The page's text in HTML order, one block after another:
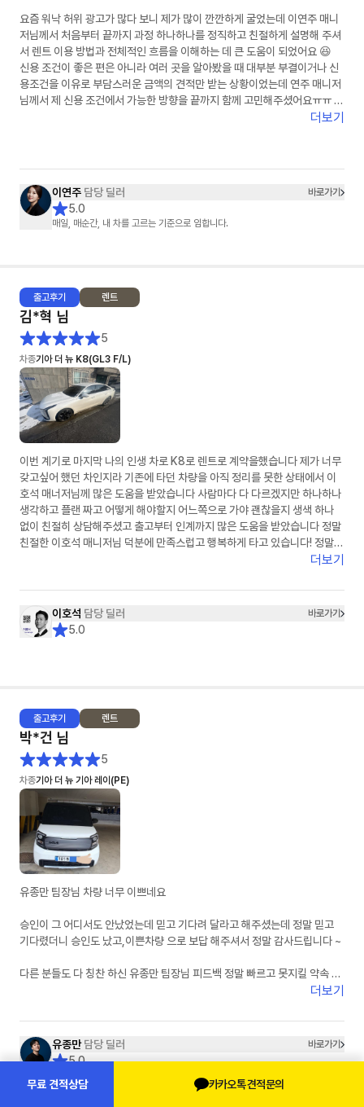
요즘 워낙 허위 광고가 많다 보니 제가 많이 깐깐하게 굴었는데 이연주 매니
저님께서 처음부터 끝까지 과정 하나하나를 정직하고 친절하게 설명해 주셔
서 렌트 이용 방법과 전체적인 흐름을 이해하는 데 큰 도움이 되었어요 😆
신용 조건이 좋은 편은 아니라 여러 곳을 알아봤을 때 대부분 부결이거나 신
용조건을 이유로 부담스러운 금액의 견적만 받는 상황이었는데 연주 매니저
님께서 제 신용 조건에서 가능한 방향을 끝까지 함께 고민해주셨어요ㅠㅠ 그
래서 덕분에 다행히 초기 비용 없이 계약까지 진행할 수 있었고 금액도 제가
도 많이 하는 스타일이었는데 이번에는 의심할 필요도 없었고 깐깐하게 굴
필요도 없을 만큼 꼼꼼하게 하나하나 함께 확인해 주셔서 마음 놓고 진행할
수 있었습니다!! 주변에서 렌트 이용을 고민하는 분이 있다면 주저 없이 소개
해 드리고 싶은 매니저님이었습니다 👍 그동안 고생 정말 많으셨고 진심으
더보기
이연주 담당 딜러 바로가기
5.0
매일, 매순간, 내 차를 고르는 기준으로 임합니다.
출고후기 렌트
김*혁 님
5
차종기아 더 뉴 K8(GL3 F/L)
이번 계기로 마지막 나의 인생 차로 K8로 렌트로 계약을했습니다 제가 너무
갖고싶어 했던 차인지라 기존에 타던 차량을 아직 정리를 못한 상태에서 이
호석 매너저님께 많은 도움을 받았습니다 사람마다 다 다르겠지만 하나하나
생각하고 플랜 짜고 어떻게 해야할지 어느쪽으로 가야 괜찮을지 생색 하나
없이 친절히 상담해주셨고 출고부터 인계까지 많은 도움을 받았습니다 정말
친절한 이호석 매니저님 덕분에 만족스럽고 행복하게 타고 있습니다! 정말
더보기
이호석 담당 딜러 바로가기
5.0
출고후기 렌트
박*건 님
5
차종기아 더 뉴 기아 레이(PE)
유종만 팀장님 차량 너무 이쁘네요
승인이 그 어디서도 안났었는데 믿고 기다려 달라고 해주셨는데 정말 믿고
기다렸더니 승인도 났고,이쁜차량 으로 보답 해주셔서 정말 감사드립니다 ~
다른 분들도 다 칭찬 하신 유종만 팀장님 피드백 정말 빠르고 못지킬 약속 안
잘 탈께요 유팀장님 감사드려요
더보기
유종만 담당 딜러 바로가기
5.0
고객님이 선택하실 유종은 유종만 입니다.
카카오톡 견적문의
무료 견적상담